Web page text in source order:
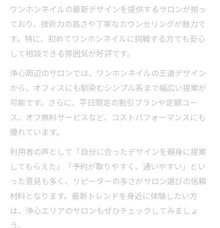
ワンホンネイルの最新デザインを提供するサロンが揃っ
ており、技術力の高さや丁寧なカウンセリングが魅力で
す。特に、初めてワンホンネイルに挑戦する方でも安心
して相談できる雰囲気が好評です。
浄心周辺のサロンでは、ワンホンネイルの王道デザイン
から、オフィスにも馴染むシンプル系まで幅広い提案が
可能です。さらに、平日限定の割引プランや定額コー
ス、オフ無料サービスなど、コストパフォーマンスにも
優れています。
利用者の声として「自分に合ったデザインを親身に提案
してもらえた」「予約が取りやすく、通いやすい」とい
った意見も多く、リピーターの多さがサロン選びの信頼
材料となります。最新トレンドを身近に体験したい方
は、浄心エリアのサロンもぜひチェックしてみましょ
う。